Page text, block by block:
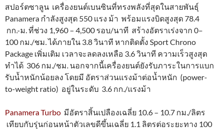
สปอร์ตซาลูน เครื่องยนต์เบนซินที่ทรงพลังที่สุดในสายพันธุ์
Panamera กำลังสูงสุด 550 แรง ม้า พร้อมแรงบิดสูงสุด 78.4
กก.-ม. ที่ช่วง 1,960 – 4,500 รอบ/นาที สร้างอัตราเร่งจาก 0–
100 กม./ชม. ได้ภายใน 3.8 วินาที หากติดตั้ง Sport Chrono
Package เพิ่มเติม เวลาจะลดลงเหลือ 3.6 วินาที ความเร็วสูงสุด
ทำได้ 306 กม./ชม. นอกจากนี้เครื่องยนต์ยังรับภาระในการแบก
รับน้ำหนักน้อยลง โดยมี อัตราส่วนแรงม้าต่อน้ำหนัก (power-
to-weight ratio) อยู่ในระดับ 3.6 กก./แรงม้า
Panamera Turbo มีอัตราสิ้นเปลืองเฉลี่ย 10.6 – 10.7 กม./ลิตร
เทียบกับรุ่นก่อนหน้าตัวเลขดีขึ้นเฉลี่ย 1.1 ลิตรต่อระยะทาง 100